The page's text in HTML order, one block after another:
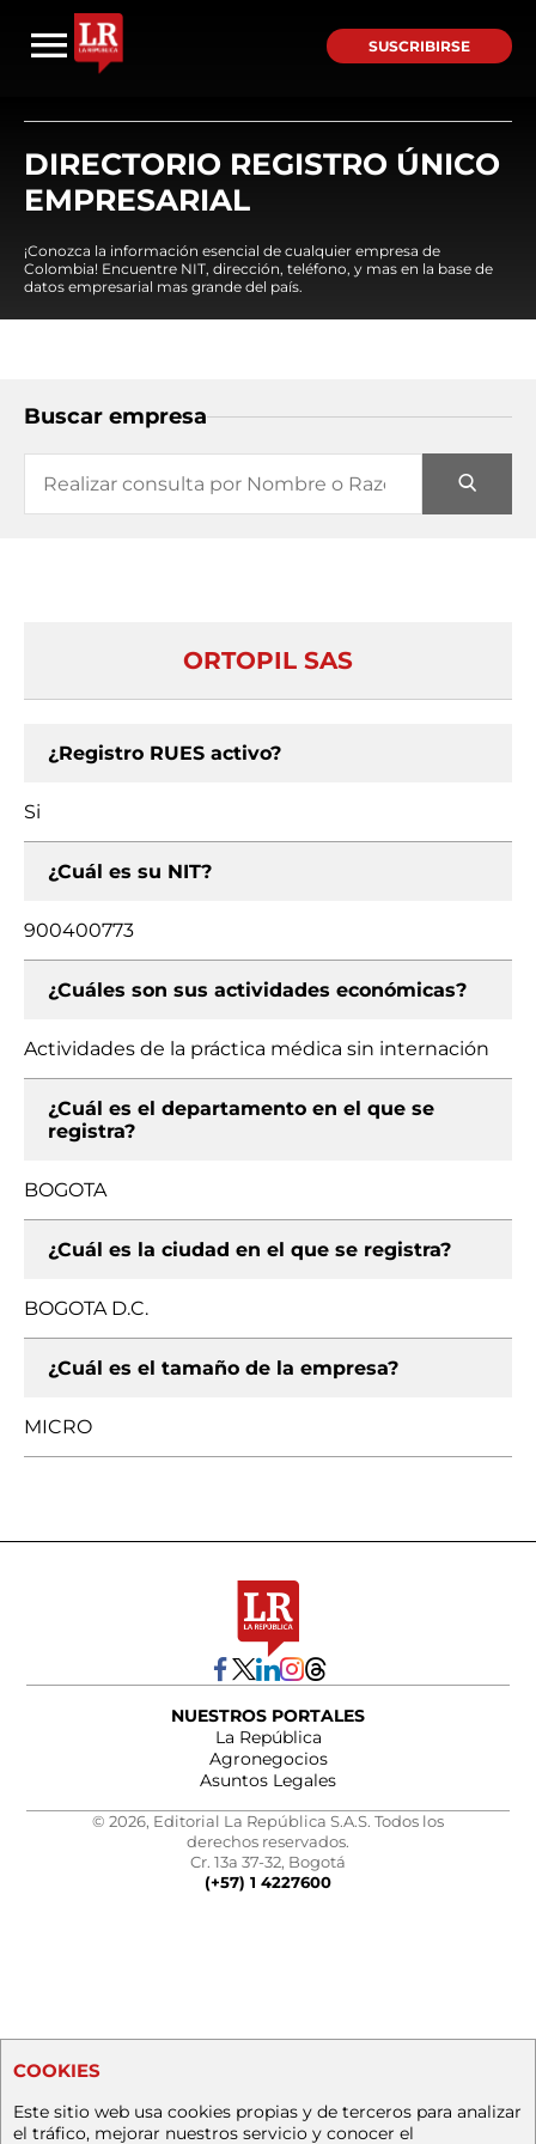
SUSCRIBIRSE
DIRECTORIO REGISTRO ÚNICO
EMPRESARIAL
¡Conozca la información esencial de cualquier empresa de
Colombia! Encuentre NIT, dirección, teléfono, y mas en la base de
datos empresarial mas grande del país.
Buscar empresa
ORTOPIL SAS
¿Registro RUES activo?
Si
¿Cuál es su NIT?
900400773
¿Cuáles son sus actividades económicas?
Actividades de la práctica médica sin internación
¿Cuál es el departamento en el que se
registra?
BOGOTA
¿Cuál es la ciudad en el que se registra?
BOGOTA D.C.
¿Cuál es el tamaño de la empresa?
MICRO
NUESTROS PORTALES
La República
Agronegocios
Asuntos Legales
© 2026, Editorial La República S.A.S. Todos los
derechos reservados.
Cr. 13a 37-32, Bogotá
(+57) 1 4227600
COOKIES
Este sitio web usa cookies propias y de terceros para analizar
el tráfico, mejorar nuestros servicio y conocer el